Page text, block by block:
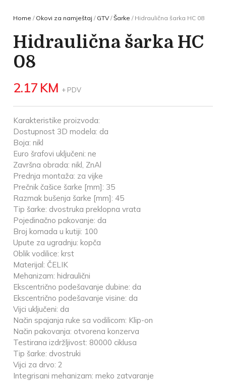
Home / Okovi za namještaj / GTV/Šarke / Hidraulična šarka HC 08
Hidraulična šarka HC
08
2.17 KM + PDV
Karakteristike proizvoda:
Dostupnost 3D modela: da
Boja: nikl
Euro šrafovi uključeni: ne
Završna obrada: nikl, ZnAl
Prednja montaža: za vijke
Prečnik čašice šarke [mm]: 35
Razmak bušenja šarke [mm]: 45
Tip šarke: dvostruka preklopna vrata
Pojedinačno pakovanje: da
Broj komada u kutiji: 100
Upute za ugradnju: kopča
Oblik vodilice: krst
Materijal: ČELIK
Mehanizam: hidraulični
Ekscentrično podešavanje dubine: da
Ekscentrično podešavanje visine: da
Vijci uključeni: da
Način spajanja ruke sa vodilicom: Klip-on
Način pakovanja: otvorena konzerva
Testirana izdržljivost: 80000 ciklusa
Tip šarke: dvostruki
Vijci za drvo: 2
Integrisani mehanizam: meko zatvaranje